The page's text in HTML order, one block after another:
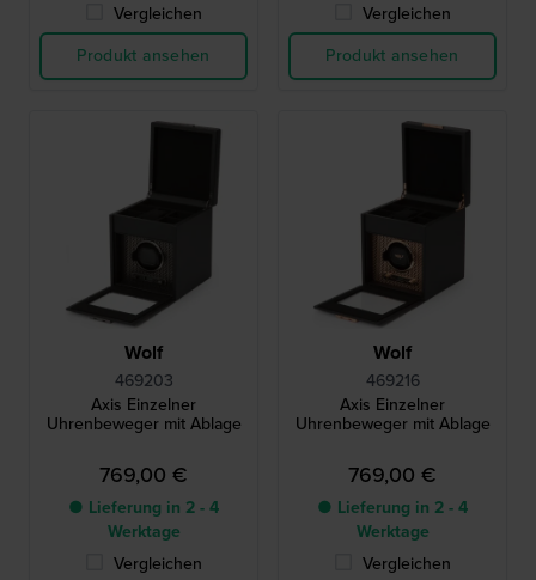
Vergleichen
Produkt ansehen
Vergleichen
Produkt ansehen
Wolf
469203
Axis Einzelner
Uhrenbeweger mit Ablage
769,00 €
● Lieferung in 2 - 4
Werktage
Vergleichen
Wolf
469216
Axis Einzelner
Uhrenbeweger mit Ablage
769,00 €
● Lieferung in 2 - 4
Werktage
Vergleichen